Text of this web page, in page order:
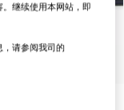
继续使用本网站，即
，请参阅我司的